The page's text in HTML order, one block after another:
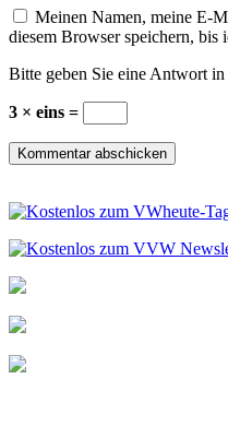
Meinen Namen, meine E-
diesem Browser speichern, bis
Bitte geben Sie eine Antwort
3 × eins =